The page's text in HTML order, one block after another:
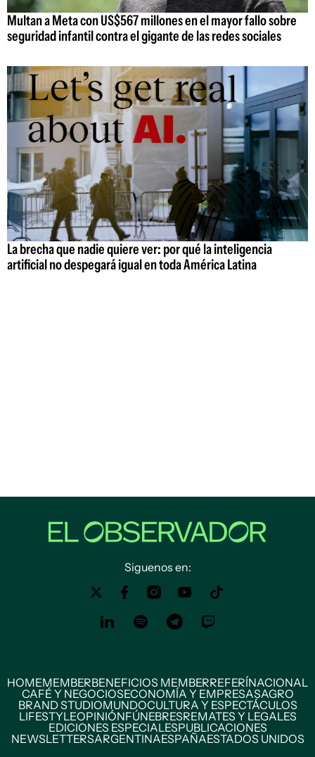
Multan a Meta con US$567 millones en el mayor fallo sobre
seguridad infantil contra el gigante de las redes sociales
La brecha que nadie quiere ver: por qué la inteligencia
artificial no despegará igual en toda América Latina
Siguenos en:
HOMEMEMBERBENEFICIOS MEMBERREFERÍNACIONAL
CAFÉ Y NEGOCIOSECONOMÍA Y EMPRESASAGRO
BRAND STUDIOMUNDOCULTURA Y ESPECTÁCULOS
LIFESTYLEOPINIÓNFÚNEBRESREMATES Y LEGALES
EDICIONES ESPECIALESPUBLICACIONES
NEWSLETTERSARGENTINAESPAÑAESTADOS UNIDOS